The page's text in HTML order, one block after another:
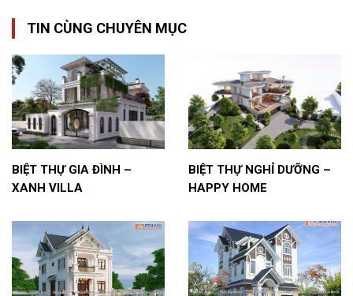
TIN CÙNG CHUYÊN MỤC
BIỆT THỰ GIA ĐÌNH –
XANH VILLA
BIỆT THỰ NGHỈ DƯỠNG –
HAPPY HOME